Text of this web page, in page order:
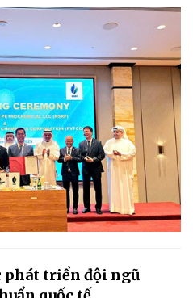
phát triển đội ngũ